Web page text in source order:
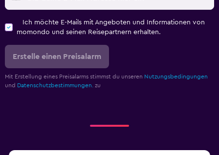
Ich möchte E-Mails mit Angeboten und Informationen von
momondo und seinen Reisepartnern erhalten.
Erstelle einen Preisalarm
Mit Erstellung eines Preisalarms stimmst du unseren Nutzungsbedingungen
und Datenschutzbestimmungen. zu